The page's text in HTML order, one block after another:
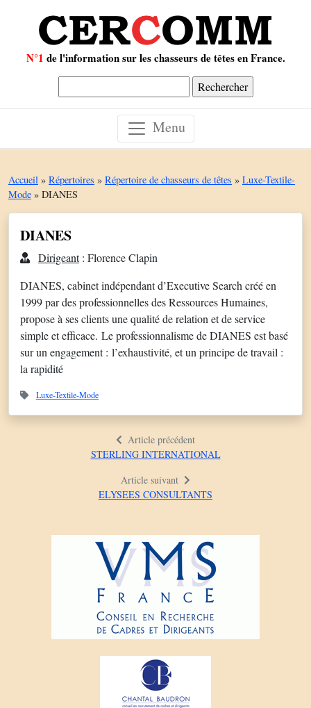
N°1 de l'information sur les chasseurs de têtes en France.
Menu
Accueil » Répertoires » Répertoire de chasseurs de têtes » Luxe-Textile-
Mode » DIANES
DIANES
Dirigeant: Florence Clapin
DIANES, cabinet indépendant d’Executive Search créé en
1999 par des professionnelles des Ressources Humaines,
propose à ses clients une qualité de relation et de service
simple et efficace. Le professionnalisme de DIANES est basé
sur un engagement : l’exhaustivité, et un principe de travail :
la rapidité
Luxe-Textile-Mode
Article précédent
STERLING INTERNATIONAL
Article suivant
ELYSEES CONSULTANTS